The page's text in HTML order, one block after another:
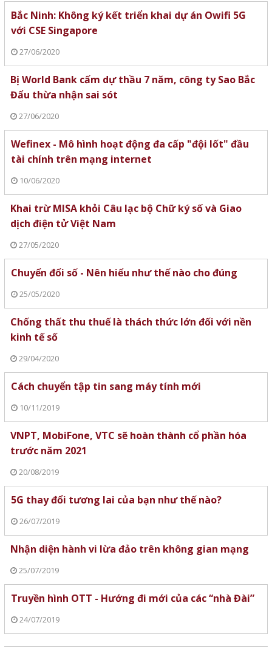
Bắc Ninh: Không ký kết triển khai dự án Owifi 5G
với CSE Singapore
27/06/2020
Bị World Bank cấm dự thầu 7 năm, công ty Sao Bắc
Đẩu thừa nhận sai sót
27/06/2020
Wefinex - Mô hình hoạt động đa cấp "đội lốt" đầu
tài chính trên mạng internet
10/06/2020
Khai trừ MISA khỏi Câu lạc bộ Chữ ký số và Giao
dịch điện tử Việt Nam
27/05/2020
Chuyển đổi số - Nên hiểu như thế nào cho đúng
25/05/2020
Chống thất thu thuế là thách thức lớn đối với nền
kinh tế số
29/04/2020
Cách chuyển tập tin sang máy tính mới
10/11/2019
VNPT, MobiFone, VTC sẽ hoàn thành cổ phần hóa
trước năm 2021
20/08/2019
5G thay đổi tương lai của bạn như thế nào?
26/07/2019
Nhận diện hành vi lừa đảo trên không gian mạng
25/07/2019
Truyền hình OTT - Hướng đi mới của các “nhà Đài”
24/07/2019